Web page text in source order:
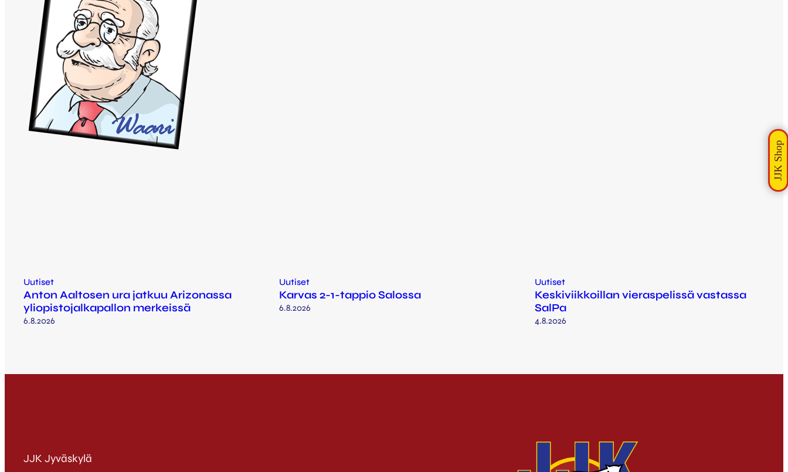
Uutiset
Anton Aaltosen ura jatkuu Arizonassa
yliopistojalkapallon merkeissä
6.8.2026
Uutiset
Karvas 2-1-tappio Salossa
6.8.2026
Uutiset
Keskiviikkoillan vieraspelissä vastassa
SalPa
4.8.2026
JJK Jyväskylä